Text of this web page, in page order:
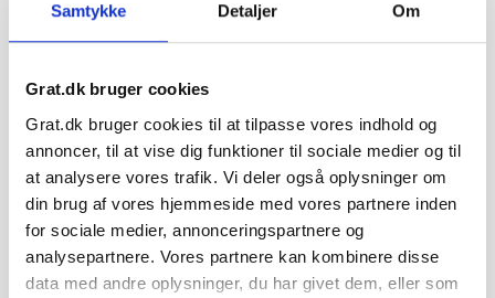
Samtykke Detaljer Om
Grat.dk bruger cookies
Grat.dk bruger cookies til at tilpasse vores indhold og
annoncer, til at vise dig funktioner til sociale medier og til
at analysere vores trafik. Vi deler også oplysninger om
din brug af vores hjemmeside med vores partnere inden
for sociale medier, annonceringspartnere og
analysepartnere. Vores partnere kan kombinere disse
data med andre oplysninger, du har givet dem, eller som
⏱ Afsendes førstkommende hverdag (man 10.
🚚 Se fragtpris til dit område: Vis
pris 2.537,49 kr.